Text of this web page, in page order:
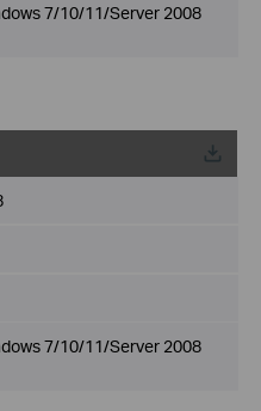
7/10/11/Server 2008
7/10/11/Server 2008